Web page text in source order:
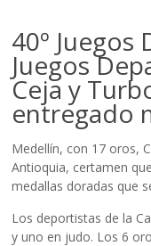
40º
Juegos
Ceja y
entregado
Medellín, con 17 oros,
Antioquia, certamen
medallas doradas que
Los deportistas de la
y uno en judo. Los 6